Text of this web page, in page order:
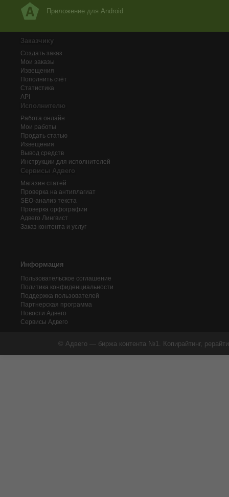
Приложение для Android
Заказчику
Создать заказ
Мои заказы
Извещения
Пополнить счёт
Статистика
API
Исполнителю
Работа онлайн
Мои работы
Продать статью
Извещения
Вывод средств
Инструкции для исполнителей
Сервисы Адвего
Магазин статей
Проверка на антиплагиат
SEO-анализ текста
Проверка орфографии
Адвего Лингвист
Заказ контента и услуг
Информация
Пользовательское соглашение
Политика конфиденциальности
Поддержка пользователей
Партнерская программа
Новости Адвего
Сервисы Адвего
© Адвего — биржа контента №1. Копирайтинг,